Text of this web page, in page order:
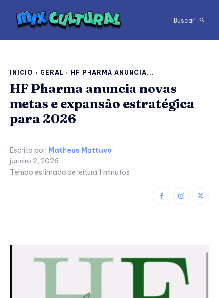
Buscar
INÍCIO GERAL HF PHARMA ANUNCIA...
HF Pharma anuncia novas
metas e expansão estratégica
para 2026
Escrito por: Matheus Mattuvo
janeiro 2, 2026
Tempo estimado de leitura:1 minutos